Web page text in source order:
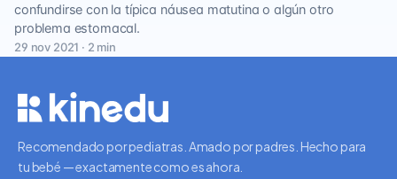
confundirse con la típica náusea matutina o algún otro
problema estomacal.
29 nov 2021 · 2 min
Recomendado por pediatras. Amado por padres. Hecho para
tu bebé — exactamente como es ahora.